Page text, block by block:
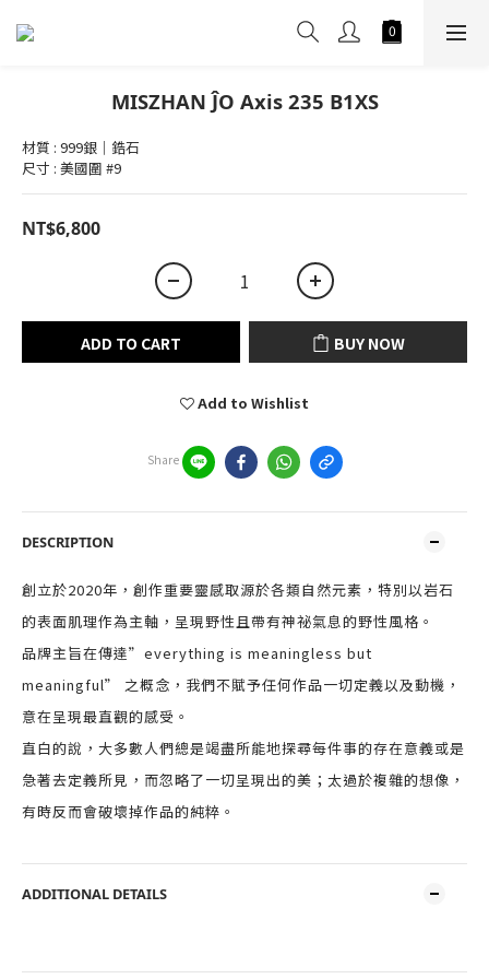
MISZHAN ĴO Axis 235 B1XS
材質 : 999銀｜鋯石
尺寸 : 美國圍 #9
NT$6,800
ADD TO CART BUY NOW
Add to Wishlist
Share
DESCRIPTION
創立於2020年，創作重要靈感取源於各類自然元素，特別以岩石
的表面肌理作為主軸，呈現野性且帶有神祕氣息的野性風格。
品牌主旨在傳達”everything is meaningless but
meaningful” 之概念，我們不賦予任何作品一切定義以及動機，
意在呈現最直觀的感受。
直白的說，大多數人們總是竭盡所能地探尋每件事的存在意義或是
急著去定義所見，而忽略了一切呈現出的美；太過於複雜的想像，
有時反而會破壞掉作品的純粹。
ADDITIONAL DETAILS